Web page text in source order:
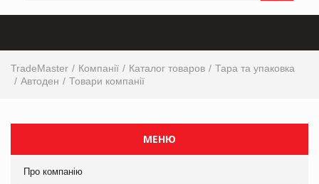
TradeMaster Компанії Каталог товаров
Тара та упаковка
Автоден
Товари компанії
МЕНЮ
Про компанію